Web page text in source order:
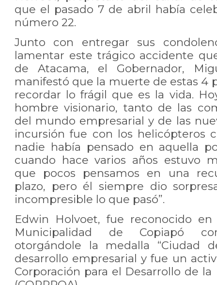
que el pasado 7 de abril había
número 22.
Junto con entregar sus
lamentar este trágico accidente
de Atacama, el Gobernador,
manifestó que la muerte de estas 4
recordar lo frágil que es la vida.
hombre visionario, tanto de las
del mundo empresarial y de las
incursión fue con los helicópteros
nadie había pensado en aquella
cuando hace varios años estuvo
que pocos pensamos en una
plazo, pero él siempre dio
incompresible lo que pasó”.
Edwin Holvoet, fue reconocido
Municipalidad de Copiapó
otorgándole la medalla “Ciudad
desarrollo empresarial y fue un
Corporación para el Desarrollo de